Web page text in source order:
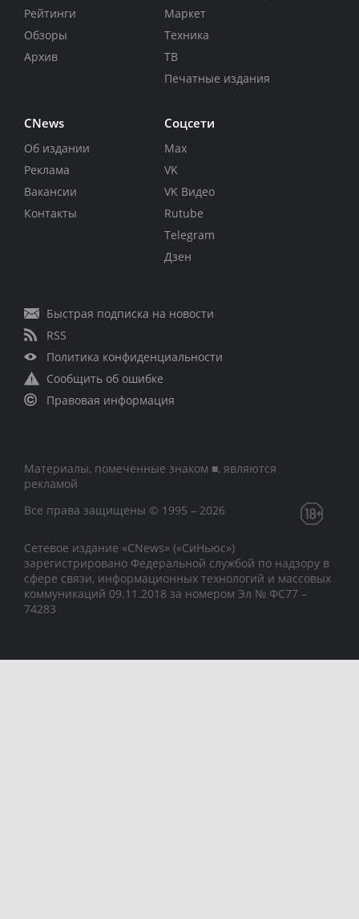
Рейтинги
Обзоры
Архив
Маркет
Техника
ТВ
Печатные издания
CNews
Об издании
Реклама
Вакансии
Контакты
Соцсети
Max
VK
VK Видео
Rutube
Telegram
Дзен
Быстрая подписка на новости
RSS
Политика конфиденциальности
Сообщить об ошибке
Правовая информация
Материалы, помеченные знаком ■, являются
рекламой
Все права защищены © 1995 – 2026
Сетевое издание «CNews» («СиНьюс»)
зарегистрировано Федеральной службой по надзору в
сфере связи, информационных технологий и массовых
коммуникаций 09.11.2018 за номером Эл № ФС77 –
74283